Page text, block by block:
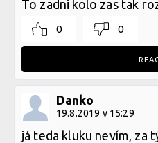
To zadni kolo zas tak
0 0
Danko
19.8.2019 v 15:29
já teda kluku nevím, za